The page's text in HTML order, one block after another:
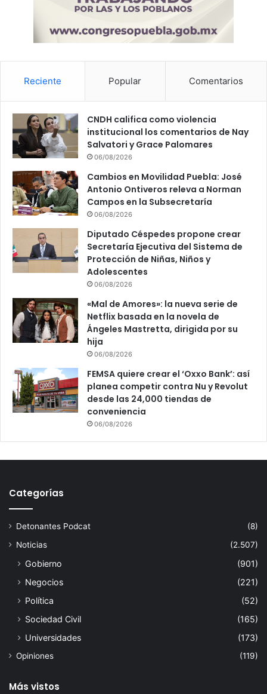
Reciente Popular Comentarios
CNDH califica como violencia
institucional los comentarios de Nay
Salvatori y Grace Palomares
06/08/2026
Cambios en Movilidad Puebla: José
Antonio Ontiveros releva a Norman
Campos en la Subsecretaría
06/08/2026
Diputado Céspedes propone crear
Secretaría Ejecutiva del Sistema de
Protección de Niñas, Niños y
Adolescentes
06/08/2026
«Mal de Amores»: la nueva serie de
Netflix basada en la novela de
Ángeles Mastretta, dirigida por su
hija
06/08/2026
FEMSA quiere crear el ‘Oxxo Bank’: así
planea competir contra Nu y Revolut
desde las 24,000 tiendas de
conveniencia
06/08/2026
Categorías
Detonantes Podcat
(8)
Noticias
(2.507)
Gobierno
(901)
Negocios
(221)
Política
(52)
Sociedad Civil
(165)
Universidades
(173)
Opiniones (119)
Más vistos